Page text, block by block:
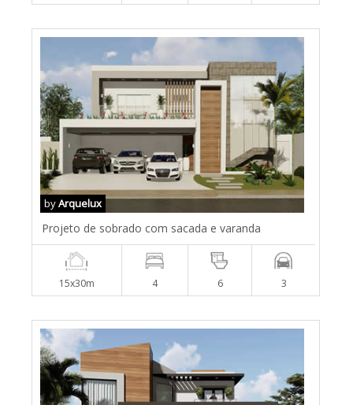
byArquelux
Projeto de sobrado com sacada e varanda
15x30m 4 6 3